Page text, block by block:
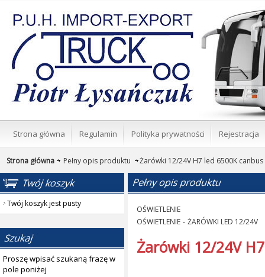
Strona główna Regulamin Polityka prywatności Rejestracja
Strona główna Pełny opis produktu Żarówki 12/24V H7 led 6500K
Twój koszyk jest pusty
Proszę wpisać szukaną frazę w
pole poniżej
OŚWIETLENIE
OŚWIETLENIE - ŻARÓWKI LED 12/24V
Żarówki 12/24V